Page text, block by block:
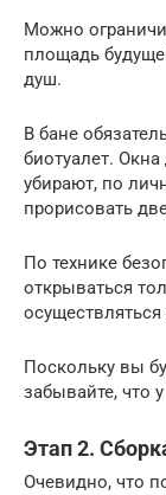
Можно
площадь
душ.
В бане
биотуалет.
убирают, по
прорисовать
По технике
открываться
Поскольку вы
забывайте, что
Этап 2.
Очевидно, что